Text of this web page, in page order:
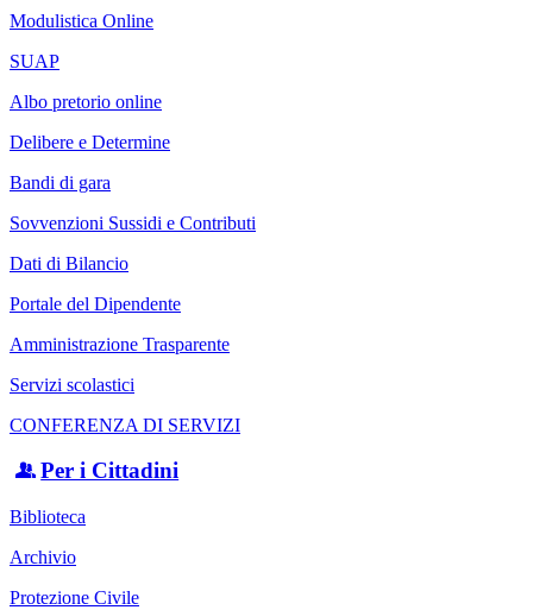
Modulistica Online
SUAP
Albo pretorio online
Delibere e Determine
Bandi di gara
Sovvenzioni Sussidi e Contributi
Dati di Bilancio
Portale del Dipendente
Amministrazione Trasparente
Servizi scolastici
CONFERENZA DI SERVIZI
Per i Cittadini
Biblioteca
Archivio
Protezione Civile